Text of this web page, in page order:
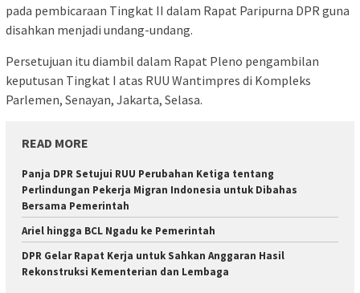
pada pembicaraan Tingkat II dalam Rapat Paripurna DPR guna
disahkan menjadi undang-undang.
Persetujuan itu diambil dalam Rapat Pleno pengambilan
keputusan Tingkat I atas RUU Wantimpres di Kompleks
Parlemen, Senayan, Jakarta, Selasa.
READ MORE
Panja DPR Setujui RUU Perubahan Ketiga tentang
Perlindungan Pekerja Migran Indonesia untuk Dibahas
Bersama Pemerintah
Ariel hingga BCL Ngadu ke Pemerintah
DPR Gelar Rapat Kerja untuk Sahkan Anggaran Hasil
Rekonstruksi Kementerian dan Lembaga